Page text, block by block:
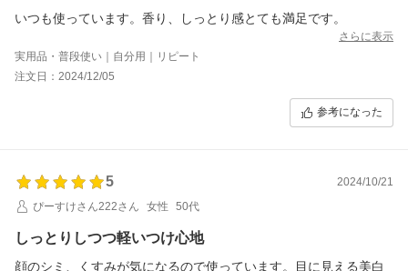
いつも使っています。香り、しっとり感とても満足です。
さらに表示
実用品・普段使い｜自分用｜リピート
注文日：2024/12/05
参考になった
5
2024/10/21
ぴーすけさん222さん
女性 50代
しっとりしつつ軽いつけ心地
顔のシミ、くすみが気になるので使っています。目に見える美白